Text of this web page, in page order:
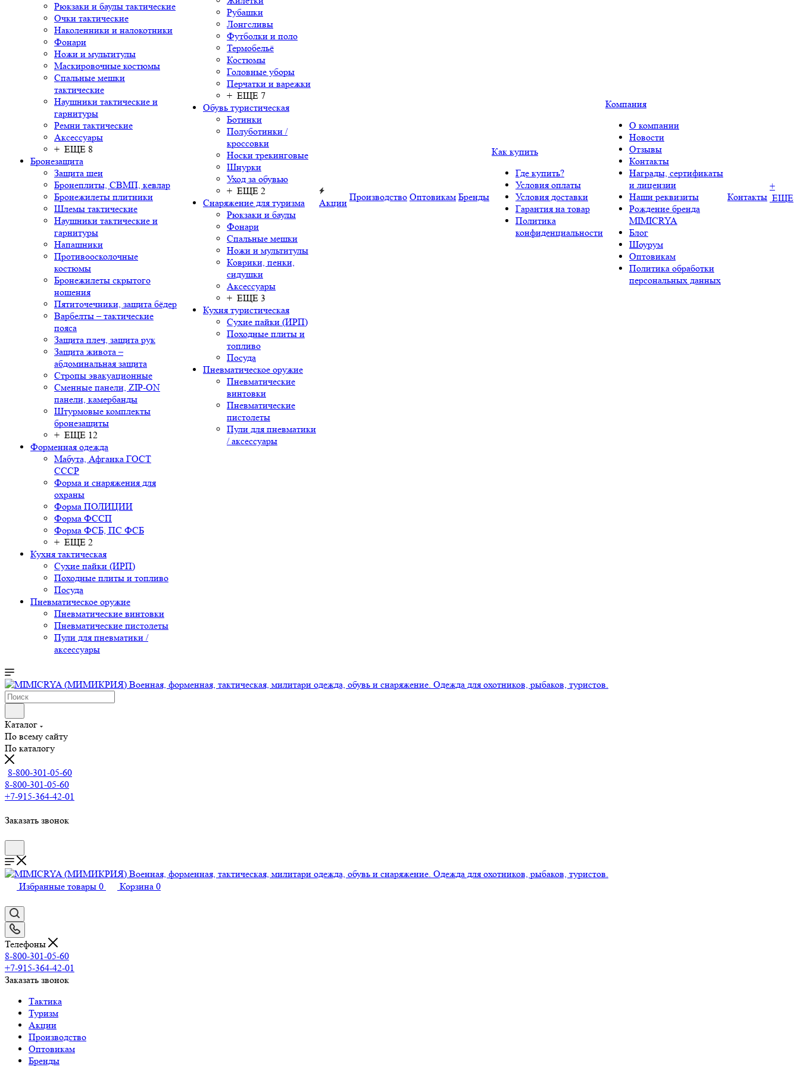
Рюкзаки и баулы тактические
Очки тактические
Наколенники и налокотники
Фонари
Ножи и мультитулы
Маскировочные костюмы
Спальные мешки
тактические
Наушники тактические и
гарнитуры
Ремни тактические
Аксессуары
+ ЕЩЕ 8
Бронезащита
Защита шеи
Бронеплиты, СВМП, кевлар
Бронежилеты плитники
Шлемы тактические
Наушники тактические и
гарнитуры
Напашники
Противоосколочные
костюмы
Бронежилеты скрытого
ношения
Пятиточечники, защита бёдер
Варбелты – тактические
пояса
Защита плеч, защита рук
Защита живота –
абдоминальная защита
Стропы эвакуационные
Сменные панели, ZIP-ON
панели, камербанды
Штурмовые комплекты
бронезащиты
+ ЕЩЕ 12
Форменная одежда
Мабута, Афганка ГОСТ
СССР
Форма и снаряжения для
охраны
Форма ПОЛИЦИИ
Форма ФССП
Форма ФСБ, ПС ФСБ
+ ЕЩЕ 2
Кухня тактическая
Сухие пайки (ИРП)
Походные плиты и топливо
Посуда
Пневматическое оружие
Пневматические винтовки
Пневматические пистолеты
Пули для пневматики /
аксессуары
Рубашки
Лонгсливы
Футболки и поло
Термобельё
Костюмы
Головные уборы
Перчатки и варежки
+ ЕЩЕ 7
Обувь туристическая
Ботинки
Полуботинки /
кроссовки
Носки трекинговые
Шнурки
Уход за обувью
+ ЕЩЕ 2
Снаряжение для туризма
Рюкзаки и баулы
Фонари
Спальные мешки
Ножи и мультитулы
Коврики, пенки,
сидушки
Аксессуары
+ ЕЩЕ 3
Кухня туристическая
Сухие пайки (ИРП)
Походные плиты и
топливо
Посуда
Пневматическое оружие
Пневматические
винтовки
Пневматические
пистолеты
Пули для пневматики
/ аксессуары
Акции
Производство Оптовикам Бренды
Как купить
Где купить?
Условия оплаты
Условия доставки
Гарантия на товар
Политика
конфиденциальности
Компания
О компании
Новости
Отзывы
Контакты
Награды, сертификаты
и лицензии
Наши реквизиты
Рождение бренда
MIMICRYA
Блог
Шоурум
Оптовикам
Политика обработки
персональных данных
Контакты
+
ЕЩЕ
Каталог
По всему сайту
По каталогу
8-800-301-05-60
8-800-301-05-60
+7-915-364-42-01
Заказать звонок
Избранные товары 0 Корзина 0
Телефоны
8-800-301-05-60
+7-915-364-42-01
Заказать звонок
Тактика
Туризм
Акции
Производство
Оптовикам
Бренды